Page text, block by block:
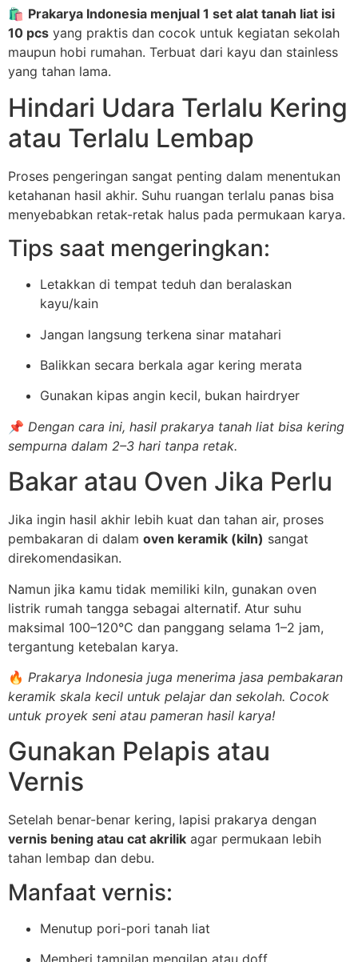
🛍️ Prakarya Indonesia menjual 1 set alat tanah liat isi
10 pcs yang praktis dan cocok untuk kegiatan sekolah
maupun hobi rumahan. Terbuat dari kayu dan stainless
yang tahan lama.
Hindari Udara Terlalu Kering
atau Terlalu Lembap
Proses pengeringan sangat penting dalam menentukan
ketahanan hasil akhir. Suhu ruangan terlalu panas bisa
menyebabkan retak-retak halus pada permukaan karya.
Tips saat mengeringkan:
Letakkan di tempat teduh dan beralaskan
kayu/kain
Jangan langsung terkena sinar matahari
Balikkan secara berkala agar kering merata
Gunakan kipas angin kecil, bukan hairdryer
📌 Dengan cara ini, hasil prakarya tanah liat bisa kering
sempurna dalam 2–3 hari tanpa retak.
Bakar atau Oven Jika Perlu
Jika ingin hasil akhir lebih kuat dan tahan air, proses
pembakaran di dalam oven keramik (kiln) sangat
direkomendasikan.
Namun jika kamu tidak memiliki kiln, gunakan oven
listrik rumah tangga sebagai alternatif. Atur suhu
maksimal 100–120°C dan panggang selama 1–2 jam,
tergantung ketebalan karya.
🔥 Prakarya Indonesia juga menerima jasa pembakaran
keramik skala kecil untuk pelajar dan sekolah. Cocok
untuk proyek seni atau pameran hasil karya!
Gunakan Pelapis atau
Vernis
Setelah benar-benar kering, lapisi prakarya dengan
vernis bening atau cat akrilik agar permukaan lebih
tahan lembap dan debu.
Manfaat vernis:
Menutup pori-pori tanah liat